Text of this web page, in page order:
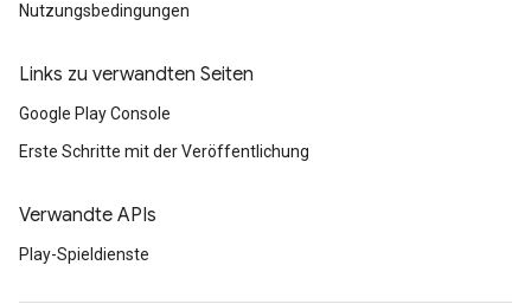
Nutzungsbedingungen
Links zu verwandten Seiten
Google Play Console
Erste Schritte mit der Veröffentlichung
Verwandte APIs
Play-Spieldienste